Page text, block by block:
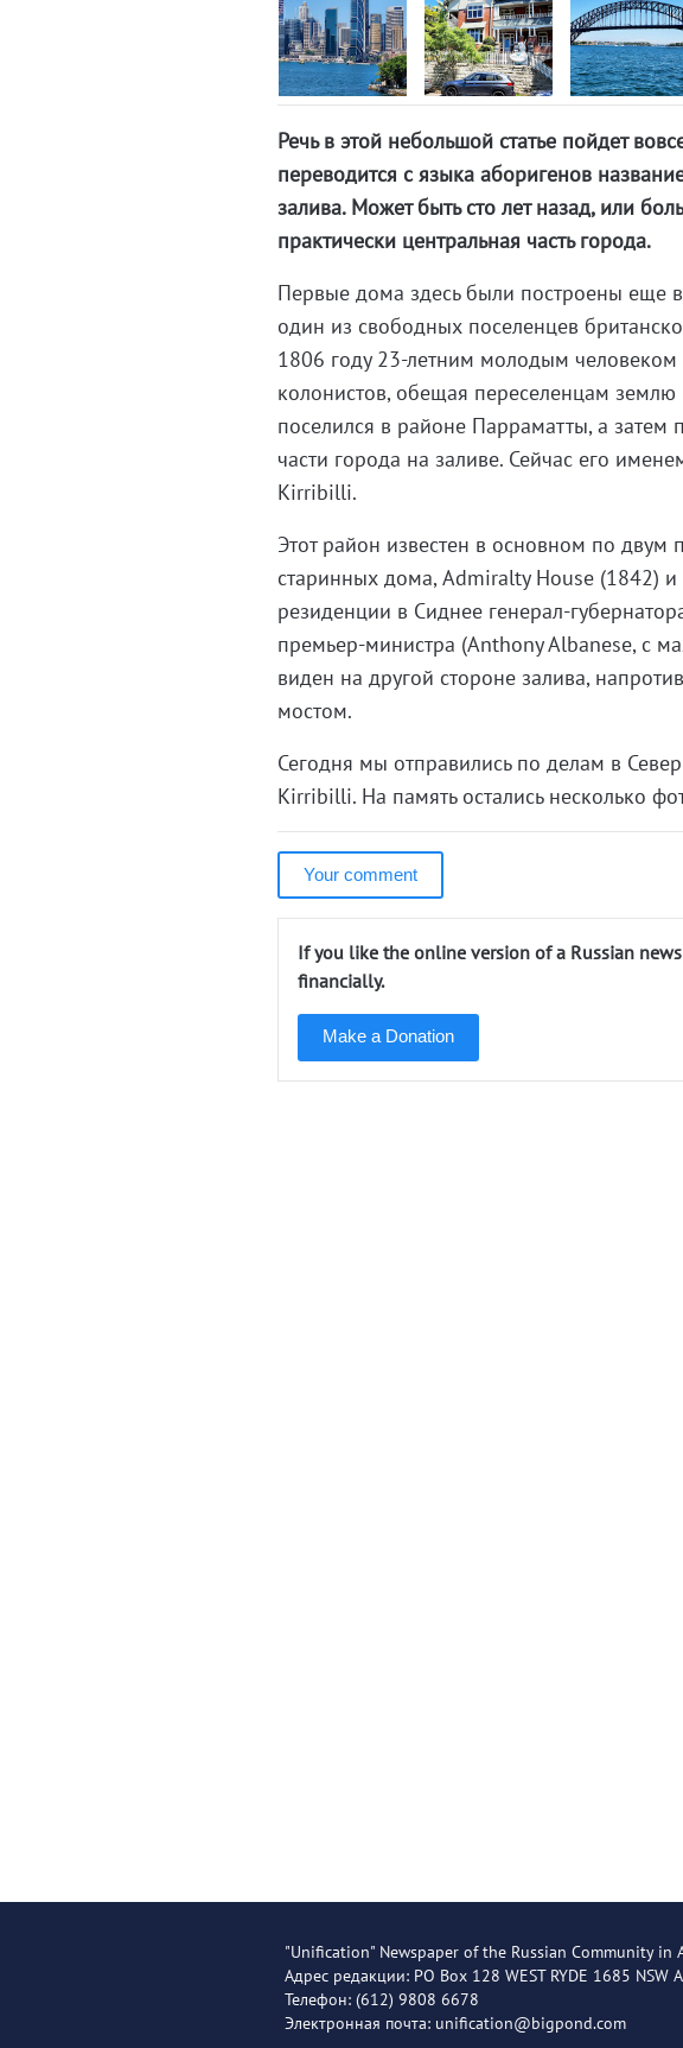
Речь в этой небольшой статье пойдет
переводится с языка аборигенов
залива. Может быть сто лет назад, или
практически центральная часть города.
Первые дома здесь были построены еще
один из свободных поселенцев
1806 году 23-летним молодым
колонистов, обещая переселенцам
поселился в районе Парраматты, а затем
части города на заливе. Сейчас его
Kirribilli.
Этот район известен в основном по двум
старинных дома, Admiralty House (1842)
резиденции в Сиднее генерал-
премьер-министра (Anthony Albanese, с
виден на другой стороне залива,
мостом.
Сегодня мы отправились по делам в
Kirribilli. На память остались несколько
Your comment
If you like the online version of a Russian
financially.
Make a Donation
"Unification" Newspaper of the Russian Community in
Адрес редакции: PO Box 128 WEST RYDE 1685 NSW
Телефон: (612) 9808 6678
Электронная почта: unification@bigpond.com